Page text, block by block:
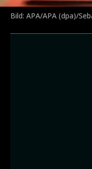
Bild: APA/APA (dpa)/